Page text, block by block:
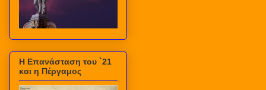
Η Επανάσταση του `21
και η Πέργαμος